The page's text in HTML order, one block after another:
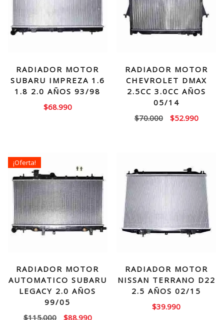
RADIADOR MOTOR
SUBARU IMPREZA 1.6
1.8 2.0 AÑOS 93/98
$68.990
RADIADOR MOTOR
CHEVROLET DMAX
2.5CC 3.0CC AÑOS
05/14
$70.000
El
$70.000.
$52.990El
¡Oferta!
RADIADOR MOTOR
AUTOMATICO SUBARU
LEGACY 2.0 AÑOS
99/05
$115.000
El
$88.990El
RADIADOR MOTOR
NISSAN TERRANO D22
2.5 AÑOS 02/15
$39.990